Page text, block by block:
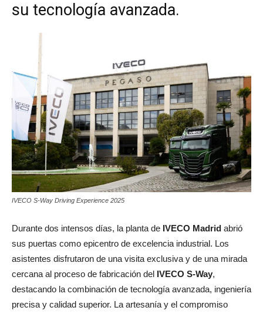
su tecnología avanzada.
IVECO S-Way Driving Experience 2025
Durante dos intensos días, la planta de IVECO Madrid abrió
sus puertas como epicentro de excelencia industrial. Los
asistentes disfrutaron de una visita exclusiva y de una mirada
cercana al proceso de fabricación del IVECO S-Way,
destacando la combinación de tecnología avanzada, ingeniería
precisa y calidad superior. La artesanía y el compromiso